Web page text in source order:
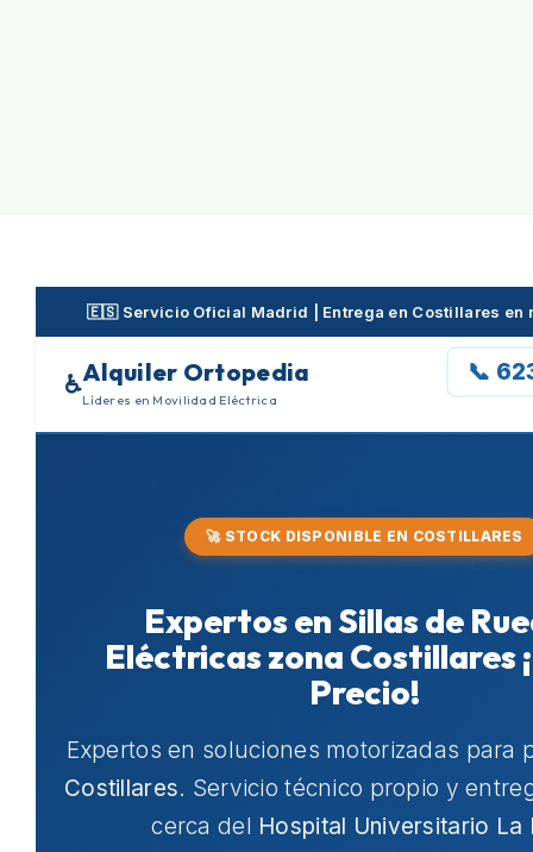
🇪🇸 Servicio Oficial Madrid | Entrega en Costillares en
♿Alquiler Ortopedia
Líderes en Movilidad Eléctrica
📞
🚀 STOCK DISPONIBLE EN COSTILLARES
Expertos en Sillas de
Eléctricas zona Costillares
Precio!
Expertos en soluciones motorizadas para
Costillares. Servicio técnico propio y
cerca del Hospital Universitario La